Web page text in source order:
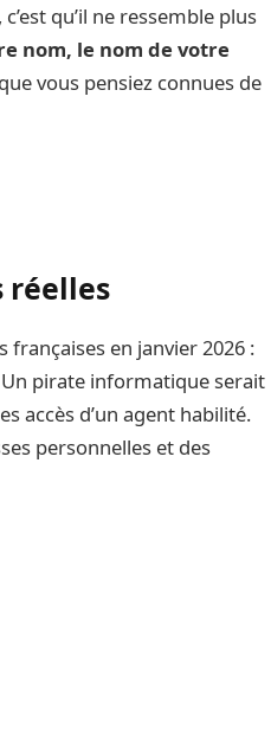
qu’il ne ressemble plus
nom, le nom de votre
vous pensiez connues de
réelles
françaises en janvier 2026 :
pirate informatique serait
accès d’un agent habilité.
personnelles et des